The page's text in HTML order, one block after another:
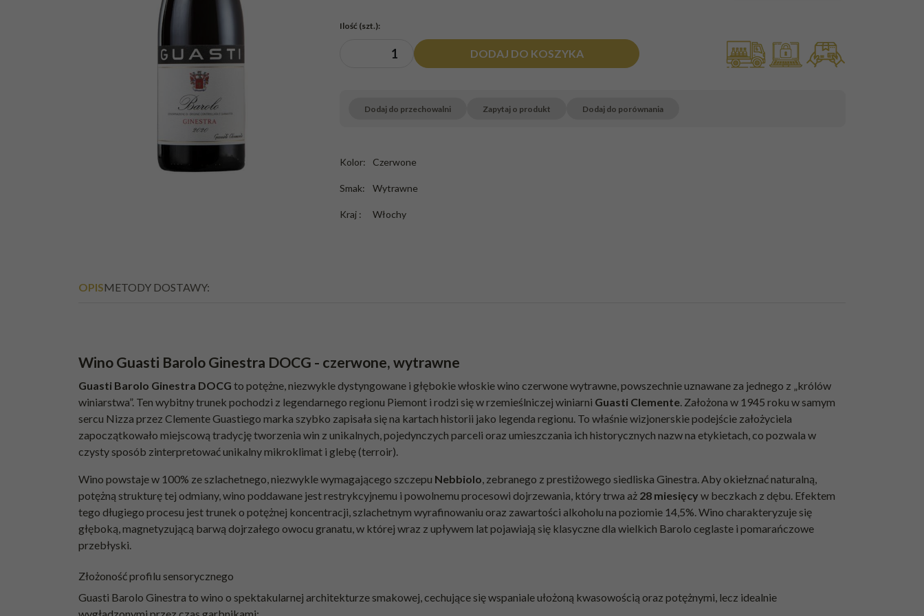
Ilość (szt.):
DODAJ DO KOSZYKA
Dodaj do przechowalni Zapytaj o produkt Dodaj do porównania
Kolor: Czerwone
Smak: Wytrawne
Kraj : Włochy
OPISMETODY DOSTAWY:
Wino Guasti Barolo Ginestra DOCG - czerwone, wytrawne
Guasti Barolo Ginestra DOCG to potężne, niezwykle dystyngowane i głębokie włoskie wino czerwone wytrawne, powszechnie uznawane za jednego z „królów
winiarstwa”. Ten wybitny trunek pochodzi z legendarnego regionu Piemont i rodzi się w rzemieślniczej winiarni Guasti Clemente. Założona w 1945 roku w samym
sercu Nizza przez Clemente Guastiego marka szybko zapisała się na kartach historii jako legenda regionu. To właśnie wizjonerskie podejście założyciela
zapoczątkowało miejscową tradycję tworzenia win z unikalnych, pojedynczych parceli oraz umieszczania ich historycznych nazw na etykietach, co pozwala w
czysty sposób zinterpretować unikalny mikroklimat i glebę (terroir).
Wino powstaje w 100% ze szlachetnego, niezwykle wymagającego szczepu Nebbiolo, zebranego z prestiżowego siedliska Ginestra. Aby okiełznać naturalną,
potężną strukturę tej odmiany, wino poddawane jest restrykcyjnemu i powolnemu procesowi dojrzewania, który trwa aż 28 miesięcy w beczkach z dębu. Efektem
tego długiego procesu jest trunek o potężnej koncentracji, szlachetnym wyrafinowaniu oraz zawartości alkoholu na poziomie 14,5%. Wino charakteryzuje się
głęboką, magnetyzującą barwą dojrzałego owocu granatu, w której wraz z upływem lat pojawiają się klasyczne dla wielkich Barolo ceglaste i pomarańczowe
przebłyski.
Złożoność profilu sensorycznego
Guasti Barolo Ginestra to wino o spektakularnej architekturze smakowej, cechujące się wspaniale ułożoną kwasowością oraz potężnymi, lecz idealnie